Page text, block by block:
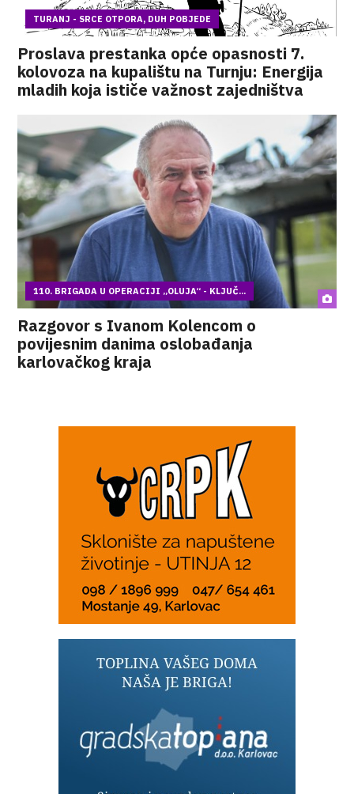
TURANJ - SRCE OTPORA, DUH POBJEDE
Proslava prestanka opće opasnosti 7.
kolovoza na kupalištu na Turnju: Energija
mladih koja ističe važnost zajedništva
110. BRIGADA U OPERACIJI „OLUJA“ - KLJUČ...
Razgovor s Ivanom Kolencom o
povijesnim danima oslobađanja
karlovačkog kraja